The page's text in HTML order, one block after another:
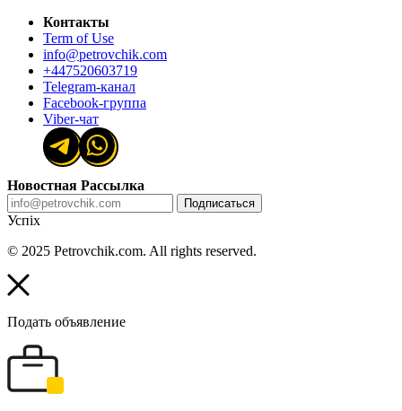
Контакты
Term of Use
info@petrovchik.com
+447520603719
Telegram-канал
Facebook-группа
Viber-чат
Новостная Рассылка
Подписаться
Успіх
© 2025 Petrovchik.com. All rights reserved.
Подать объявление